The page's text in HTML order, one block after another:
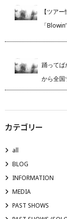
【ツア
「
踊ってば
から全国
カテゴリー
all
BLOG
INFORMATION
MEDIA
PAST SHOWS